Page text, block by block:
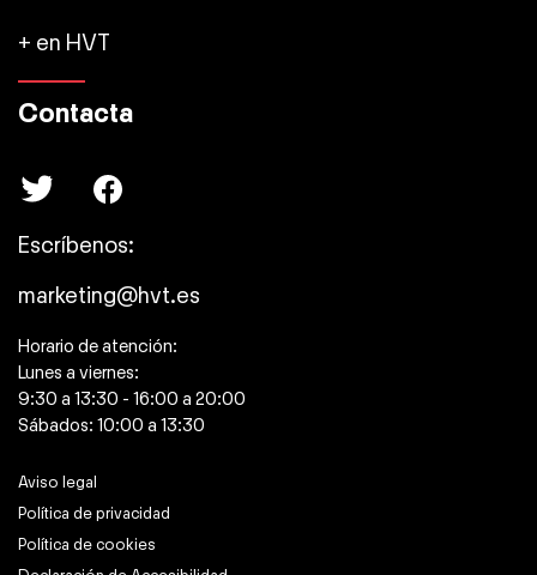
+ en HVT
Contacta
Escríbenos:
marketing@hvt.es
Horario de atención:
Lunes a viernes:
9:30 a 13:30 - 16:00 a 20:00
Sábados: 10:00 a 13:30
Aviso legal
Política de privacidad
Política de cookies